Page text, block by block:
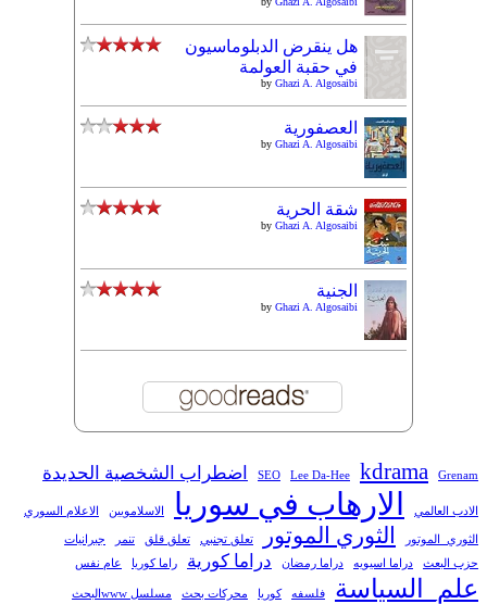
هل ينقرض الدبلوماسيون
في حقبة العولمة
by Ghazi A. Algosaibi
العصفورية
by Ghazi A. Algosaibi
شقة الحرية
by Ghazi A. Algosaibi
الجنية
by Ghazi A. Algosaibi
Grenam
kdrama
Lee Da-Hee
SEO اضطراب الشخصية الحديدة
الادب العالمي الارهاب في سوريا الاسلامويين الاعلام السوري
الثوري_الموتور الثوري الموتور تعلق تجنبي تعلق قلق تنمر
جبرانيات
حزب البعث
دراما اسيويه دراما رمضان دراما كورية راما كوريا عام نفس
علم_السياسة فلسفه كوريا محركات بحث
مسلسل wwwالبحث